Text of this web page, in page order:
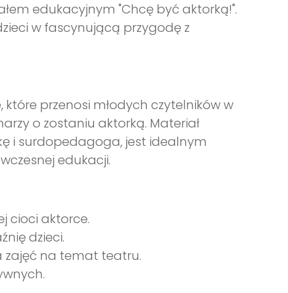
edukacyjnym "Chcę być aktorką!".
w fascynującą przygodę z
przenosi młodych czytelników w
o zostaniu aktorką. Materiał
i surdopedagoga, jest idealnym
edukacji.
cioci aktorce.
dzieci.
zajęć na temat teatru.